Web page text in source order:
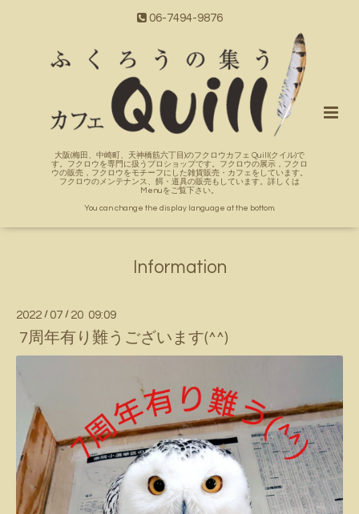
06-7494-9876
大阪(梅田、中崎町、天神橋筋六丁目)のフクロウカフェ Quill(クイル)で
す。フクロウを専門に扱うプロショップです。フクロウの展示，フクロ
ウの販売，フクロウをモチーフにした雑貨販売・カフェをしています。
フクロウのメンテナンス、餌・道具の販売もしています。詳しくは
Menuをご覧下さい。
You can change the display language at the bottom.
Information
2022 / 07 / 20 09:09
7周年有り難うございます(^^)